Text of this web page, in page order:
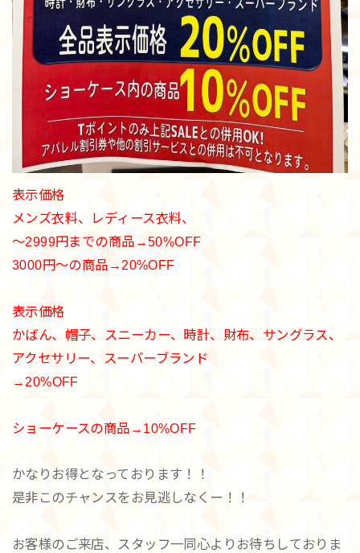
表示価格
メンズ衣料、レディース衣料、
〜2999円までの商品→50%OFF
3000円〜の商品→20%OFF
表示価格
かばん、帽子、スニーカー、時計、財布、サングラス、
アクセサリー、スーパーブランド
→20%OFF
ショーケースの商品→10%OFF
かなりお得となっております！！
是非このチャンスをお見逃しなくー！！
お客様のご来店、スタッフ一同心よりお待ちしておりま